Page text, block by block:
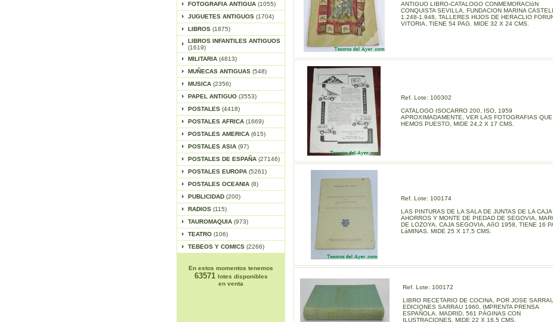
FOTOGRAFIA ANTIGUA (1055)
JUGUETES ANTIGUOS (1704)
LIBROS (1875)
LIBROS INFANTILES ANTIGUOS
(1619)
MILITARIA (4813)
MUÑECAS ANTIGUAS (548)
MUSICA (2356)
PAPEL ANTIGUO (3553)
POSTALES (4418)
POSTALES AFRICA (1669)
POSTALES AMERICA (615)
POSTALES ASIA (97)
POSTALES DE ESPAÑA (27146)
POSTALES EUROPA (5261)
POSTALES OCEANIA (8)
PUBLICIDAD (200)
RADIOS (115)
TAUROMAQUIA (973)
TEATRO (106)
TEBEOS Y COMICS (2266)
En estos momentos tenemos
63571 lotes disponibles
en venta
ANTIGUO LIBRO-CATALOGO CONMEMORACIóN
CONQUISTA SEVILLA, FUNDACION MARINA
1.248-1.948, TALLERES HIJOS DE HERACLIO
VITORIA, TIENE 54 PAG. MIDE 32 X 24 CMS.
Ref. Lote: 100302
CATALOGO ISOCARRO 200, ISO, 1959
APROXIMADAMENTE, VER LAS FOTOGRAFIAS QUE
HEMOS PUESTO, MIDE 24,2 X 17 CMS.
Ref. Lote: 100174
LAS PINTURAS DE LA SALA DE JUNTAS DE LA CAJA
AHORROS Y MONTE DE PIEDAD DE SEGOVIA,
DE LOZOYA, CAJA SEGOVIA, AñO 1958, TIENE 16
LáMINAS. MIDE 25 X 17,5 CMS.
Ref. Lote: 100172
LIBRO RECETARIO DE COCINA, POR JOSE
EDICIONES SARRAU 1960, IMPRENTA PRENSA
ESPAÑOLA. MADRID, 561 PÁGINAS CON
ILUSTRACIONES, MIDE 22 X 16,5 CMS.